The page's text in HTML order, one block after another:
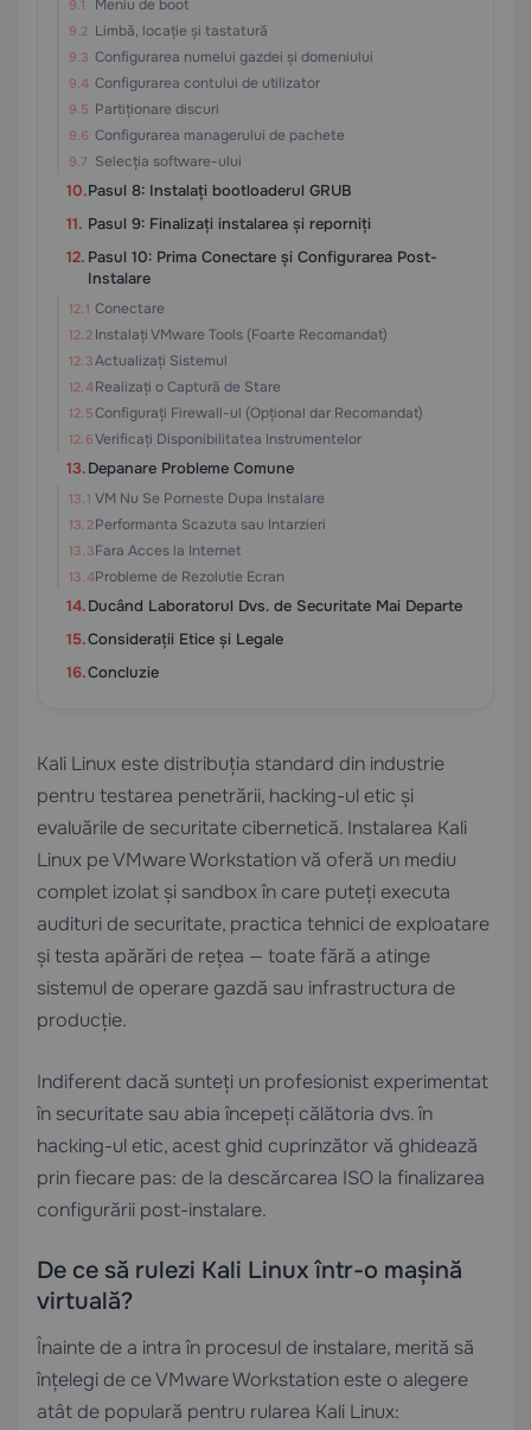
Meniu de boot
Limbă, locație și tastatură
Configurarea numelui gazdei și domeniului
Configurarea contului de utilizator
Partiționare discuri
Configurarea managerului de pachete
Selecția software-ului
Pasul 8: Instalați bootloaderul GRUB
Pasul 9: Finalizați instalarea și reporniți
Pasul 10: Prima Conectare și Configurarea Post-
Instalare
Conectare
Instalați VMware Tools (Foarte Recomandat)
Actualizați Sistemul
Realizați o Captură de Stare
Configurați Firewall-ul (Opțional dar Recomandat)
Verificați Disponibilitatea Instrumentelor
Depanare Probleme Comune
VM Nu Se Porneste Dupa Instalare
Performanta Scazuta sau Intarzieri
Fara Acces la Internet
Probleme de Rezolutie Ecran
Ducând Laboratorul Dvs. de Securitate Mai Departe
Considerații Etice și Legale
Concluzie
Kali Linux este distribuția standard din industrie
pentru testarea penetrării, hacking-ul etic și
evaluările de securitate cibernetică. Instalarea Kali
Linux pe VMware Workstation vă oferă un mediu
complet izolat și sandbox în care puteți executa
audituri de securitate, practica tehnici de exploatare
și testa apărări de rețea — toate fără a atinge
sistemul de operare gazdă sau infrastructura de
producție.
Indiferent dacă sunteți un profesionist experimentat
în securitate sau abia începeți călătoria dvs. în
hacking-ul etic, acest ghid cuprinzător vă ghidează
prin fiecare pas: de la descărcarea ISO la finalizarea
configurării post-instalare.
De ce să rulezi Kali Linux într-o mașină
virtuală?
Înainte de a intra în procesul de instalare, merită să
înțelegi de ce VMware Workstation este o alegere
atât de populară pentru rularea Kali Linux: